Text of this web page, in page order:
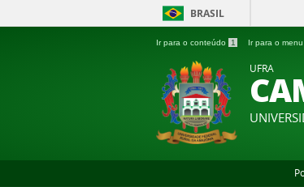
BRASIL
Ir para o conteúdo 1 Ir para o menu
UFRA